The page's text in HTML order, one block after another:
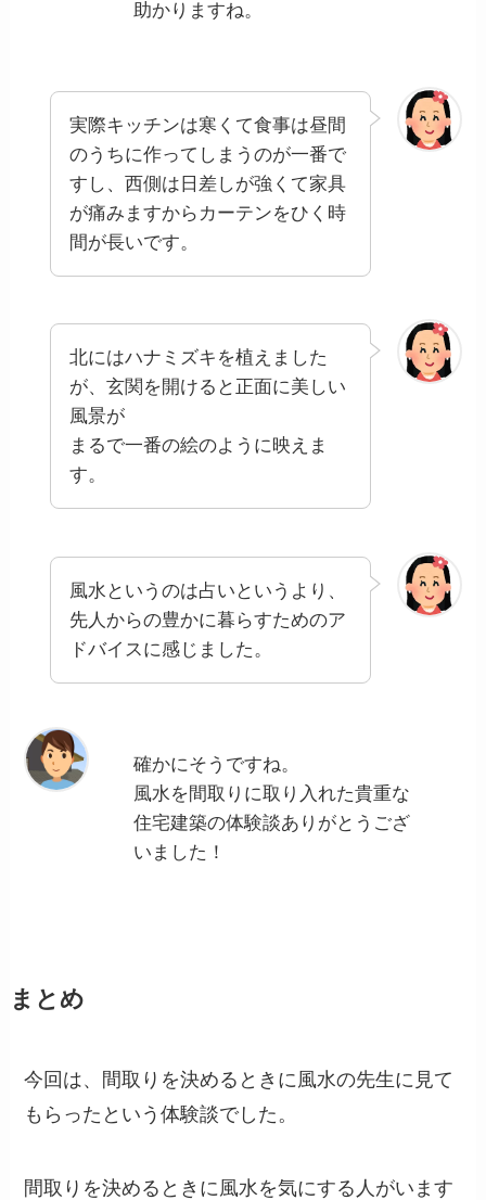
助かりますね。
実際キッチンは寒くて食事は昼間
のうちに作ってしまうのが一番で
すし、西側は日差しが強くて家具
が痛みますからカーテンをひく時
間が長いです。
北にはハナミズキを植えました
が、玄関を開けると正面に美しい
風景が
まるで一番の絵のように映えま
す。
風水というのは占いというより、
先人からの豊かに暮らすためのア
ドバイスに感じました。
確かにそうですね。
風水を間取りに取り入れた貴重な
住宅建築の体験談ありがとうござ
いました！
まとめ
今回は、間取りを決めるときに風水の先生に見て
もらったという体験談でした。
間取りを決めるときに風水を気にする人がいます